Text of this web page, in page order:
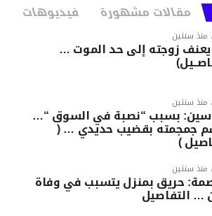
مقالات مشهورة فيديوهات
منذ سنتين
يعنف زوجته إلى حد الموت …
منذ سنتين
بسبب “نصبة في السوق “…
جمجمته بقضيب حديدي … (
)
منذ سنتين
حريق بمنزل يتسبب في وفاة
التفاصيل